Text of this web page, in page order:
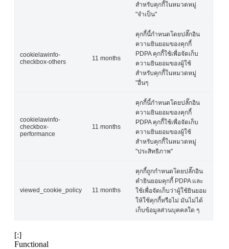
สำหรับคุกกี้ในหมวดหมู่
"จำเป็น"
cookielawinfo-
checkbox-others
11 months
คุกกี้นี้กำหนดโดยปลั๊กอิน
ความยินยอมของคุกกี้
PDPA คุกกี้ใช้เพื่อจัดเก็บ
ความยินยอมของผู้ใช้
สำหรับคุกกี้ในหมวดหมู่
"อื่นๆ
cookielawinfo-
checkbox-
performance
11 months
คุกกี้นี้กำหนดโดยปลั๊กอิน
ความยินยอมของคุกกี้
PDPA คุกกี้ใช้เพื่อจัดเก็บ
ความยินยอมของผู้ใช้
สำหรับคุกกี้ในหมวดหมู่
"ประสิทธิภาพ"
viewed_cookie_policy 11 months
คุกกี้ถูกกำหนดโดยปลั๊กอิน
คำยินยอมคุกกี้ PDPA และ
ใช้เพื่อจัดเก็บว่าผู้ใช้ยินยอม
ให้ใช้คุกกี้หรือไม่ มันไม่ได้
เก็บข้อมูลส่วนบุคคลใด ๆ
[:]
Functional